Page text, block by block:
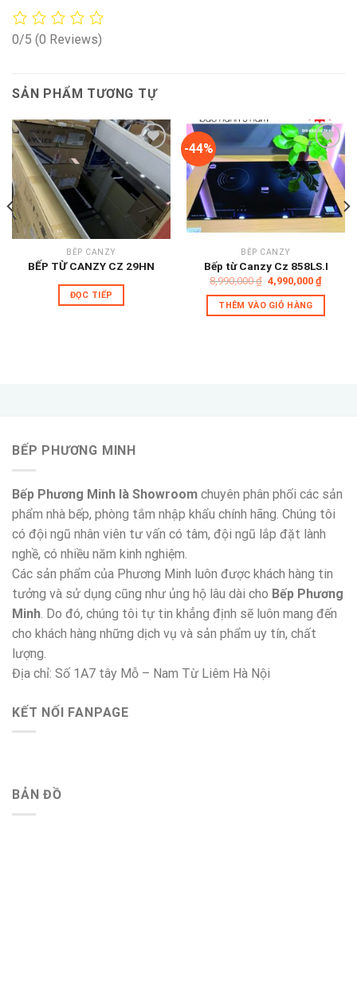
0/5 (0 Reviews)
SẢN PHẨM TƯƠNG TỰ
Add to
wishlist
BẾP CANZY
BẾP TỪ CANZY CZ 29HN
ĐỌC TIẾP
-44%
Add to
wishlist
BẾP CANZY
Bếp từ Canzy Cz 858LS.I
8,990,000₫ Giá
gốc
là:
8,990,000 ₫.
4,990,000 ₫Giá
hiện
tại
THÊM VÀO GIỎ HÀNG
BẾP PHƯƠNG MINH
Bếp Phương Minh là Showroom chuyên phân phối các sản
phẩm nhà bếp, phòng tắm nhập khẩu chính hãng. Chúng tôi
có đội ngũ nhân viên tư vấn có tâm, đội ngũ lắp đặt lành
nghề, có nhiều năm kinh nghiệm.
Các sản phẩm của Phương Minh luôn được khách hàng tin
tưởng và sử dụng cũng như ủng hộ lâu dài cho Bếp Phương
Minh. Do đó, chúng tôi tự tin khẳng định sẽ luôn mang đến
cho khách hàng những dịch vụ và sản phẩm uy tín, chất
lượng.
Địa chỉ: Số 1A7 tây Mỗ – Nam Từ Liêm Hà Nội
KẾT NỐI FANPAGE
BẢN ĐỒ